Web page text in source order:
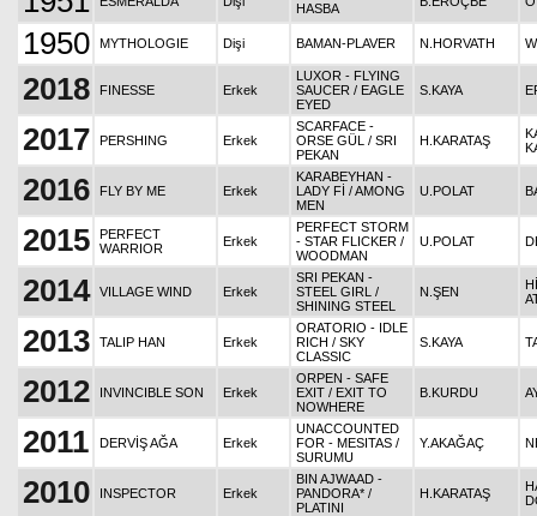
HASBA
1950 MYTHOLOGIE Dişi BAMAN-PLAVER N.HORVATH
2018 FINESSE Erkek
LUXOR - FLYING
SAUCER / EAGLE
EYED
S.KAYA
2017 PERSHING Erkek
SCARFACE -
ORSE GÜL / SRI
PEKAN
H.KARATAŞ
2016 FLY BY ME Erkek
KARABEYHAN -
LADY Fİ / AMONG
MEN
U.POLAT
2015
PERFECT
WARRIOR
Erkek
PERFECT STORM
- STAR FLICKER /
WOODMAN
U.POLAT
2014 VILLAGE WIND Erkek
SRI PEKAN -
STEEL GIRL /
SHINING STEEL
N.ŞEN
2013 TALIP HAN Erkek
ORATORIO - IDLE
RICH / SKY
CLASSIC
S.KAYA
2012 INVINCIBLE SON Erkek
ORPEN - SAFE
EXIT / EXIT TO
NOWHERE
B.KURDU
2011 DERVİŞ AĞA Erkek
UNACCOUNTED
FOR - MESITAS /
SURUMU
Y.AKAĞAÇ
2010 INSPECTOR Erkek
BIN AJWAAD -
PANDORA* /
PLATINI
H.KARATAŞ